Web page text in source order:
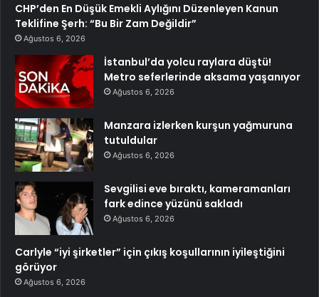
CHP’den En Düşük Emekli Aylığını Düzenleyen Kanun
Teklifine Şerh: “Bu Bir Zam Değildir”
Ağustos 6, 2026
İstanbul’da yolcu raylara düştü!
Metro seferlerinde aksama yaşanıyor
Ağustos 6, 2026
Manzara izlerken kurşun yağmuruna
tutuldular
Ağustos 6, 2026
Sevgilisi eve bıraktı, kameramanları
fark edince yüzünü sakladı
Ağustos 6, 2026
Carlyle “iyi şirketler” için çıkış koşullarının iyileştiğini
görüyor
Ağustos 6, 2026